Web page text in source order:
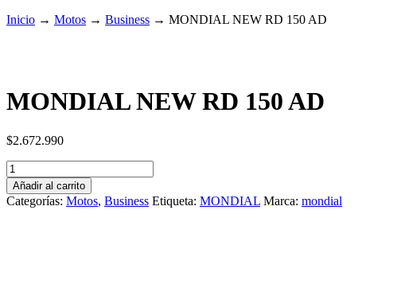
Inicio → Motos → Business → MONDIAL NEW RD 150 AD
MONDIAL NEW RD 150 AD
$2.672.990
MONDIAL
NEW
RD
150
Añadir al carrito
Categorías: Motos, Business Etiqueta: MONDIAL Marca: mondial